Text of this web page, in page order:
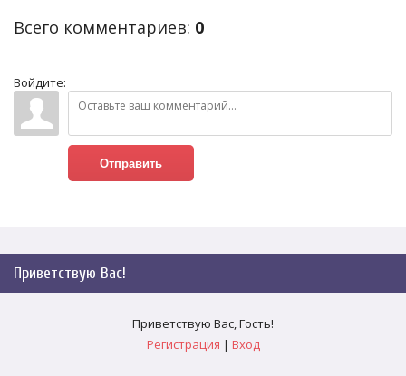
Всего комментариев: 0
Войдите:
Отправить
Приветствую Вас!
Приветствую Вас,Гость!
Регистрация | Вход